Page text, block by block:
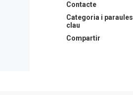
Contacte
Categoria i paraules
clau
Compartir